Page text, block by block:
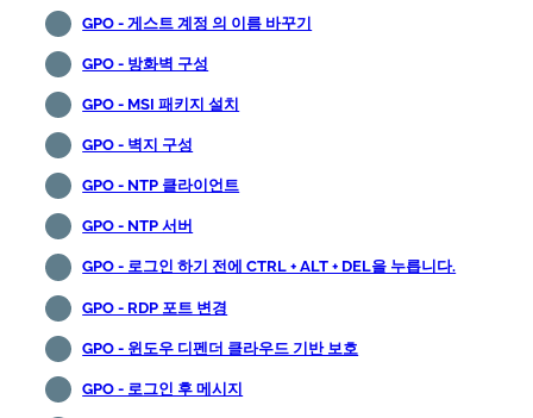
GPO - 게스트 계정 의 이름 바꾸기
GPO - 방화벽 구성
GPO - MSI 패키지 설치
GPO - 벽지 구성
GPO - NTP 클라이언트
GPO - NTP 서버
GPO - 로그인 하기 전에 CTRL + ALT + DEL을 누릅니다.
GPO - RDP 포트 변경
GPO - 윈도우 디펜더 클라우드 기반 보호
GPO - 로그인 후 메시지